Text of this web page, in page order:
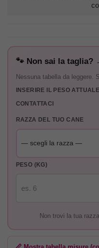
🐾 Non sai la taglia?
Nessuna tabella da leggere.
INSERIRE IL PESO
CONTATTACI
RAZZA DEL TUO CANE
PESO (KG)
Non trovi la tua